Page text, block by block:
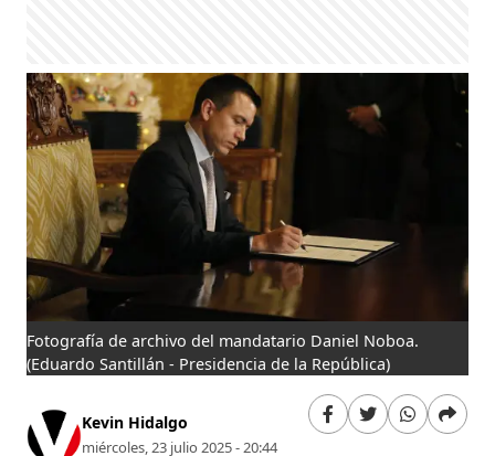
Fotografía de archivo del mandatario Daniel Noboa.
(Eduardo Santillán - Presidencia de la República)
Kevin Hidalgo
miércoles, 23 julio 2025 - 20:44